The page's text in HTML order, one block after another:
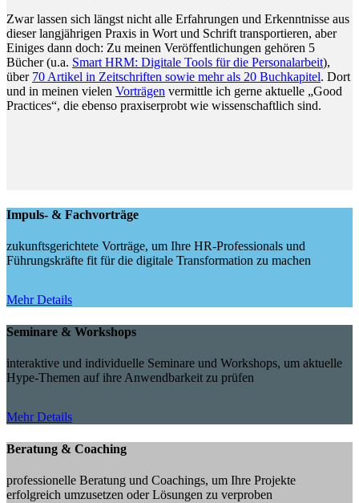
Zwar lassen sich längst nicht alle Erfahrungen und Erkenntnisse aus
dieser langjährigen Praxis in Wort und Schrift transportieren, aber
Einiges dann doch: Zu meinen Veröffentlichungen gehören 5
Bücher (u.a. Smart HRM: Digitale Tools für die Personalarbeit),
über 70 Artikel in Zeitschriften sowie mehr als 20 Buchkapitel. Dort
und in meinen vielen Vorträgen vermittle ich gerne aktuelle „Good
Practices“, die ebenso praxiserprobt wie wissenschaftlich sind.
Impuls- & Fachvorträge
zukunftsgerichtete Vorträge, um Ihre HR-Professionals und
Führungskräfte fit für die digitale Transformation zu machen
Mehr Details
Seminare & Workshops
interaktive und individuelle Seminare und Workshops, um aktuelle
Hype-Themen auf ihre Anwendbarkeit zu prüfen
Mehr Details
Beratung & Coaching
professionelle Beratung und Coachings, um Ihre Projekte
erfolgreich umzusetzen oder Lösungen zu verproben